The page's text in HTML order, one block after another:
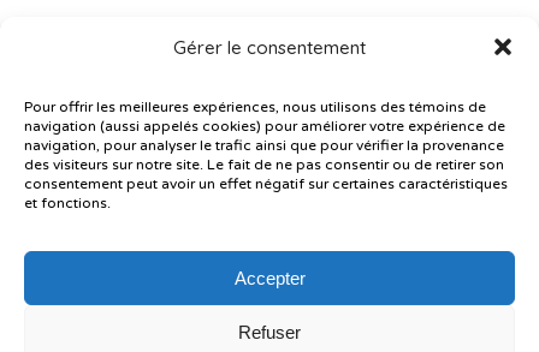
Gérer le consentement
Pour offrir les meilleures expériences, nous utilisons des témoins de
navigation (aussi appelés cookies) pour améliorer votre expérience de
navigation, pour analyser le trafic ainsi que pour vérifier la provenance
des visiteurs sur notre site. Le fait de ne pas consentir ou de retirer son
consentement peut avoir un effet négatif sur certaines caractéristiques
et fonctions.
Accepter
Refuser
Plan du site
Plainte – service à l’élève
Politique de confidentialité